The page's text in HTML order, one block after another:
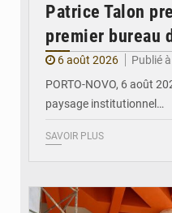
Patrice Talon
premier bureau
6 août 2026
Publié
PORTO-NOVO, 6 août
paysage institutionnel…
SAVOIR PLUS